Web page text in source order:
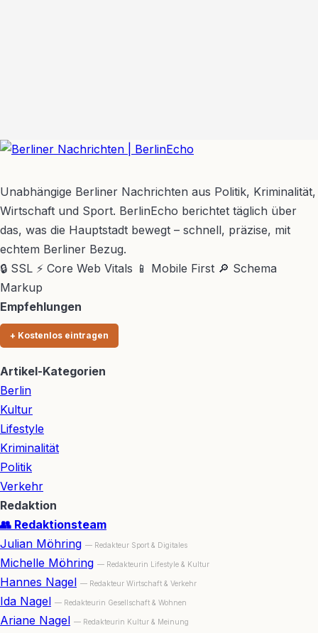
Unabhängige Berliner Nachrichten aus Politik, Kriminalität,
Wirtschaft und Sport. BerlinEcho berichtet täglich über
das, was die Hauptstadt bewegt – schnell, präzise, mit
echtem Berliner Bezug.
🔒 SSL ⚡ Core Web Vitals 📱 Mobile First 🔎 Schema
Markup
Empfehlungen
+ Kostenlos eintragen
Artikel-Kategorien
Berlin
Kultur
Lifestyle
Kriminalität
Politik
Verkehr
Redaktion
👥 Redaktionsteam
Julian Möhring — Redakteur Sport & Digitales
Michelle Möhring — Redakteurin Lifestyle & Kultur
Hannes Nagel — Redakteur Wirtschaft & Verkehr
Ida Nagel — Redakteurin Gesellschaft & Wohnen
Ariane Nagel — Redakteurin Kultur & Meinung